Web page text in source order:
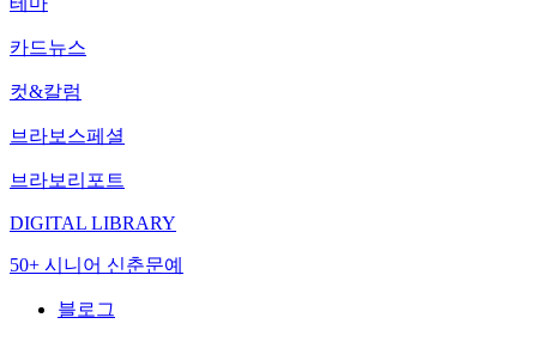
카드뉴스
컷&칼럼
브라보스페셜
브라보리포트
DIGITAL LIBRARY
50+ 시니어 신춘문예
블로그